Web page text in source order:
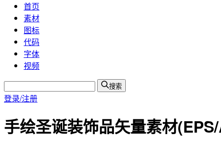
首页
素材
图标
代码
字体
视频
搜索
登录/注册
手绘圣诞装饰品矢量素材